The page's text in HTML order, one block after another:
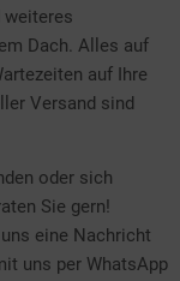
weiteres
Dach. Alles auf
auf Ihre
Versand sind
oder sich
Sie gern!
eine Nachricht
uns per WhatsApp